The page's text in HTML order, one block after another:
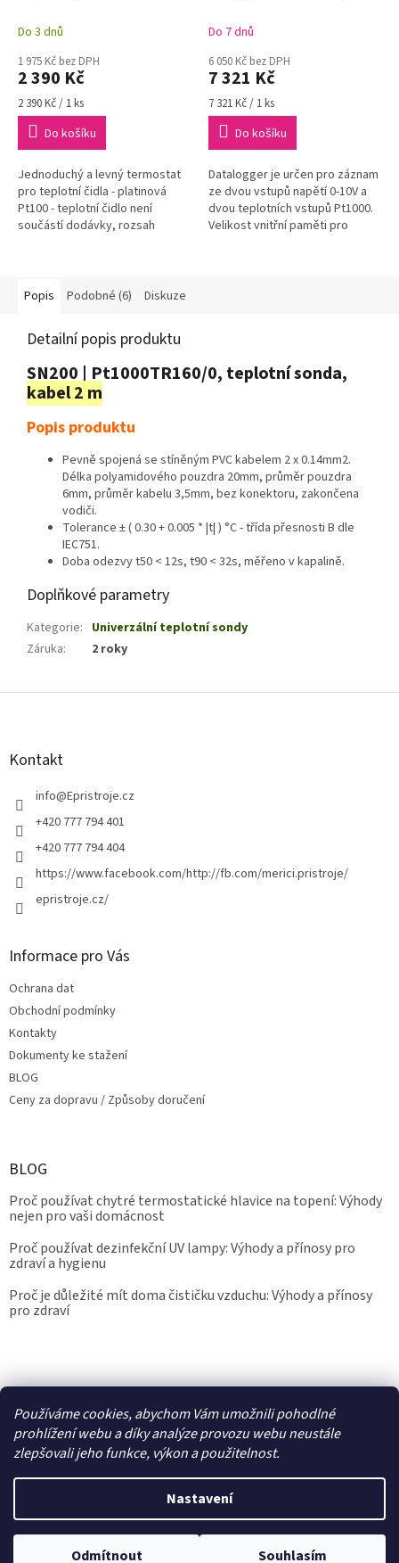
Používáme cookies, abychom Vám umožnili pohodlné
prohlížení webu a díky analýze provozu webu neustále
zlepšovali jeho funkce, výkon a použitelnost.
Nastavení
Odmítnout Souhlasím
16(8)A@250 VAC
Do 3 dnů
1 975 Kč bez DPH
2 390 Kč
Měrná
cena:
2 390 Kč / 1 ks
Do košíku
Jednoduchý a levný termostat
pro teplotní čidla - platinová
Pt100 - teplotní čidlo není
součástí dodávky, rozsah
teplotní čidla
Do 7 dnů
6 050 Kč bez DPH
7 321 Kč
Měrná
cena:
7 321 Kč / 1 ks
Do košíku
Datalogger je určen pro záznam
ze dvou vstupů napětí 0-10V a
dvou teplotních vstupů Pt1000.
Velikost vnitřní paměti pro
Popis Podobné (6) Diskuze
Detailní popis produktu
SN200 | Pt1000TR160/0, teplotní sonda,
kabel 2 m
Popis produktu
Pevně spojená se stíněným PVC kabelem 2 x 0.14mm2.
Délka polyamidového pouzdra 20mm, průměr pouzdra
6mm, průměr kabelu 3,5mm, bez konektoru, zakončena
vodiči.
Tolerance ± ( 0.30 + 0.005 * |t| ) °C - třída přesnosti B dle
IEC751.
Doba odezvy t50 < 12s, t90 < 32s, měřeno v kapalině.
Doplňkové parametry
Kategorie: Univerzální teplotní sondy
Záruka: 2 roky
Z
Kontakt
info@Epristroje.cz
+420 777 794 401
+420 777 794 404
https://www.facebook.com/http://fb.com/merici.pristroje/
epristroje.cz/
Informace pro Vás
Ochrana dat
Obchodní podmínky
Kontakty
Dokumenty ke stažení
BLOG
Ceny za dopravu / Způsoby doručení
BLOG
Proč používat chytré termostatické hlavice na topení: Výhody
nejen pro vaši domácnost
Proč používat dezinfekční UV lampy: Výhody a přínosy pro
zdraví a hygienu
Proč je důležité mít doma čističku vzduchu: Výhody a přínosy
pro zdraví
Vytvořil Shoptet
Copyright 2026Epřístroje.cz. Všechna práva vyhrazena.Upravit